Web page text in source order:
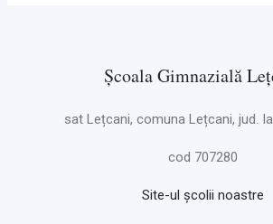
Școala Gimnazială
sat Lețcani, comuna Lețcani, jud.
cod 707280
Site-ul școlii noastre